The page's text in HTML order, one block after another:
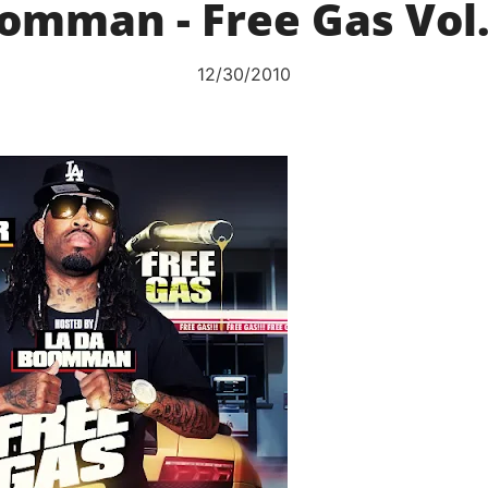
- Free Gas
12/30/2010